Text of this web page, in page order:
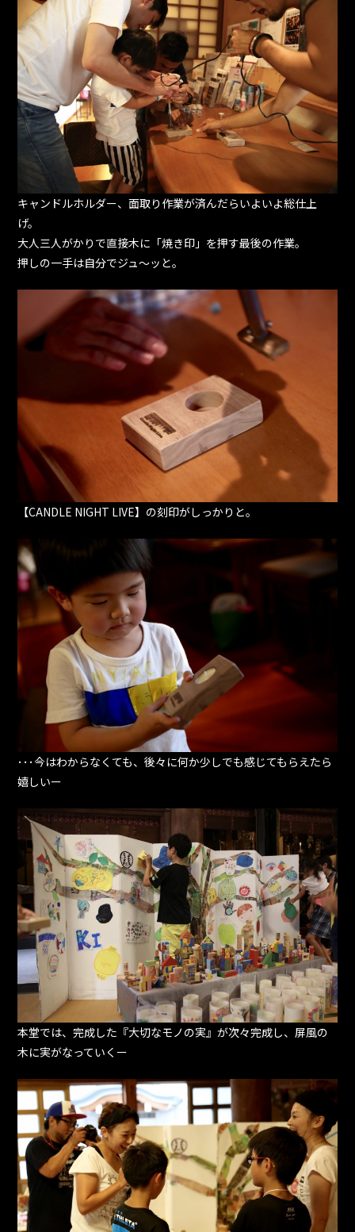
キャンドルホルダー、面取り作業が済んだらいよいよ総仕上
げ。
大人三人がかりで直接木に「焼き印」を押す最後の作業。
押しの一手は自分でジュ〜ッと。
【CANDLE NIGHT LIVE】の刻印がしっかりと。
･･･今はわからなくても、後々に何か少しでも感じてもらえたら
嬉しいー
本堂では、完成した『大切なモノの実』が次々完成し、屏風の
木に実がなっていくー